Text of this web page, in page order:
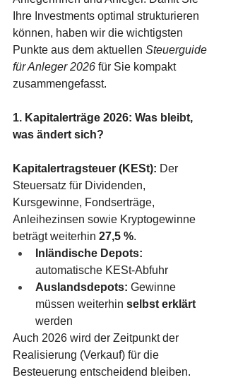
Ihre Investments optimal strukturieren
können, haben wir die wichtigsten
Punkte aus dem aktuellen Steuerguide
für Anleger 2026 für Sie kompakt
zusammengefasst.
1. Kapitalerträge 2026: Was bleibt,
was ändert sich?
Kapitalertragsteuer (KESt): Der
Steuersatz für Dividenden,
Kursgewinne, Fondserträge,
Anleihezinsen sowie Kryptogewinne
beträgt weiterhin 27,5 %.
Inländische Depots:
automatische KESt-Abfuhr
Auslandsdepots: Gewinne
müssen weiterhin selbst erklärt
werden
Auch 2026 wird der Zeitpunkt der
Realisierung (Verkauf) für die
Besteuerung entscheidend bleiben.